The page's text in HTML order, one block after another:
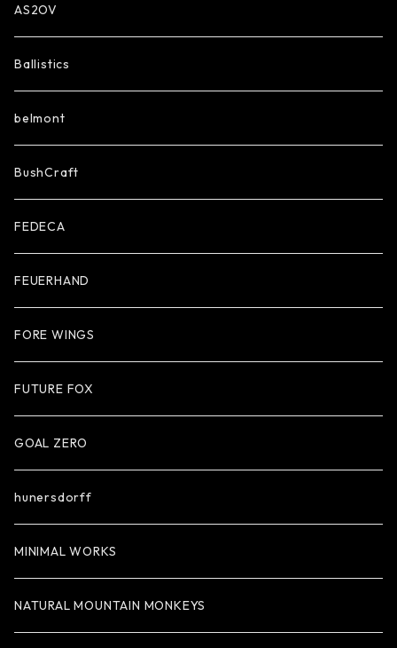
AS2OV
Ballistics
belmont
BushCraft
FEDECA
FEUERHAND
FORE WINGS
FUTURE FOX
GOAL ZERO
hunersdorff
MINIMAL WORKS
NATURAL MOUNTAIN MONKEYS